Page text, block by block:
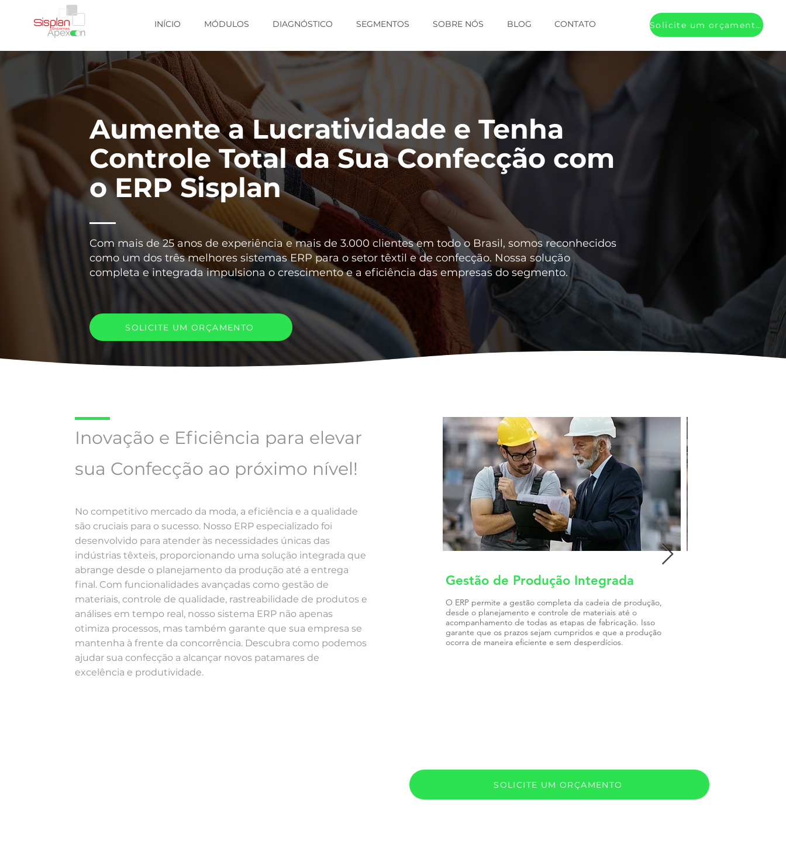
Solicite um orçamento
INÍCIO MÓDULOS DIAGNÓSTICO SEGMENTOS SOBRE NÓS BLOG CONTATO
Aumente a Lucratividade e Tenha
Controle Total da Sua Confecção com
o ERP Sisplan
Com mais de 25 anos de experiência e mais de 3.000 clientes em todo o Brasil, somos reconhecidos
como um dos três melhores sistemas ERP para o setor têxtil e de confecção. Nossa solução
completa e integrada impulsiona o crescimento e a eficiência das empresas do segmento.
SOLICITE UM ORÇAMENTO
Inovação e Eficiência para elevar
sua Confecção ao próximo nível!
No competitivo mercado da moda, a eficiência e a qualidade
são cruciais para o sucesso. Nosso ERP especializado foi
desenvolvido para atender às necessidades únicas das
indústrias têxteis, proporcionando uma solução integrada que
abrange desde o planejamento da produção até a entrega
final. Com funcionalidades avançadas como gestão de
materiais, controle de qualidade, rastreabilidade de produtos e
análises em tempo real, nosso sistema ERP não apenas
otimiza processos, mas também garante que sua empresa se
mantenha à frente da concorrência. Descubra como podemos
ajudar sua confecção a alcançar novos patamares de
excelência e produtividade.
Gestão de Produção Integrada
O ERP permite a gestão completa da cadeia de produção,
desde o planejamento e controle de materiais até o
acompanhamento de todas as etapas de fabricação. Isso
garante que os prazos sejam cumpridos e que a produção
ocorra de maneira eficiente e sem desperdícios.
SOLICITE UM ORÇAMENTO